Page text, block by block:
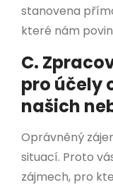
stanovena
které nám
C.
pro účely
našich
Oprávněný
situací. Proto
zájmech, pro